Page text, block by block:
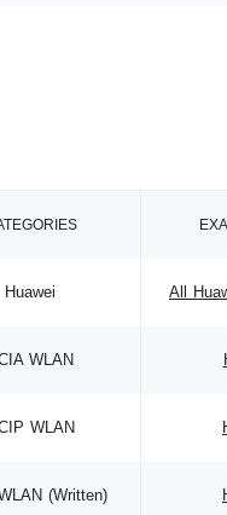
Huawei All
WLAN
WLAN
(Written)